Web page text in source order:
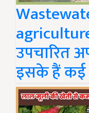
उपचारित
इसके हैं कई